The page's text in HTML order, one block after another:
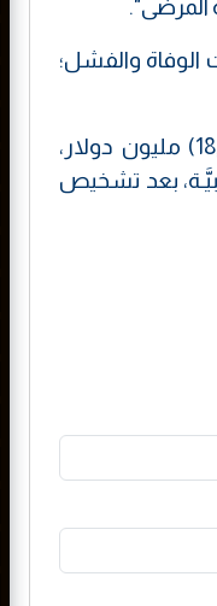
الوفاة والفشل؛
علماً أنَّ مجموع ديون الاستقدام والإخلال الطبيّ خلال عامي (2021 و2022) بلغت (18,847,059) مليون دولار،
بعد تشخيص